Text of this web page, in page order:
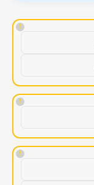
!
!
!